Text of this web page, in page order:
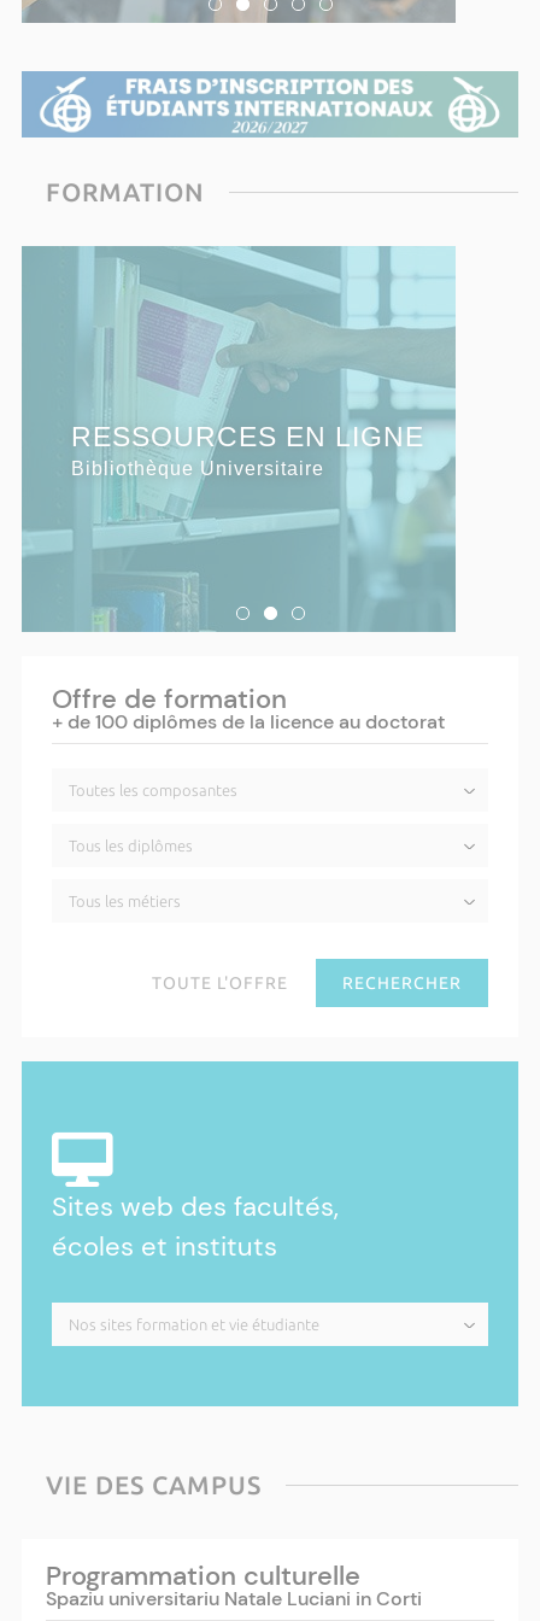
FORMATION
S'INSCRIRE
à l'Université de Corse
RESSOURCES EN LIGNE
Bibliothèque Universitaire
SERVICES EN LIGNE
Bibliothèque Universitaire
Offre de formation
+ de 100 diplômes de la licence au doctorat
Sites web des facultés,
écoles et instituts
VIE DES CAMPUS
Programmation culturelle
Spaziu universitariu Natale Luciani in Corti